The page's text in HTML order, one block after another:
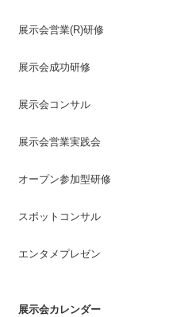
展示会営業(R)研修
展示会成功研修
展示会コンサル
展示会営業実践会
オープン参加型研修
スポットコンサル
エンタメプレゼン
展示会カレンダー